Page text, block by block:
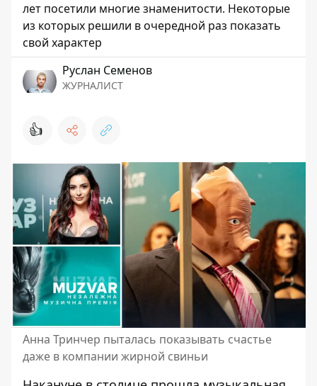
лет посетили многие знаменитости. Некоторые
из которых решили в очередной раз показать
свой характер
Руслан Семенов
ЖУРНАЛИСТ
👍
Анна Тринчер пыталась показывать счастье
даже в компании жирной свиньи